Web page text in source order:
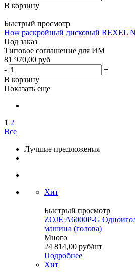
В корзину
Быстрый просмотр
Нож раскройный дисковый REXEL
Под заказ
Типовое соглашение для ИМ
81 970,00 руб
-
+
В корзину
Показать еще
1 2
Все
Лучшие предложения
Хит
Быстрый просмотр
ZOJE A6000P-G
машина (голова)
Много
24 814,00 руб/шт
Подробнее
Хит